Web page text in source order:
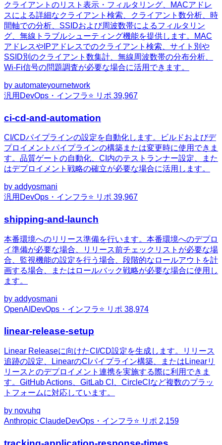
クライアントのリスト表示・フィルタリング、MACアドレ
スによる詳細なクライアント検索、クライアント数分析、時
間軸での分析、SSIDおよび周波数帯によるフィルタリン
グ、無線トラブルシューティング機能を提供します。MAC
アドレスやIPアドレスでのクライアント検索、サイト別や
SSID別のクライアント数集計、無線周波数帯の分布分析、
Wi-Fi信号の問題調査が必要な場合に活用できます。
by automateyournetwork
汎用 DevOps・インフラ⭐ リポ 39,967
ci-cd-and-automation
CI/CDパイプラインの設定を自動化します。ビルドおよびデ
プロイメントパイプラインの構築または変更時に使用できま
す。品質ゲートの自動化、CI内のテストランナー設定、また
はデプロイメント戦略の確立が必要な場合に活用します。
by addyosmani
汎用 DevOps・インフラ⭐ リポ 39,967
shipping-and-launch
本番環境へのリリース準備を行います。本番環境へのデプロ
イ準備が必要な場合、リリース前チェックリストが必要な場
合、監視機能の設定を行う場合、段階的なロールアウトを計
画する場合、またはロールバック戦略が必要な場合に使用し
ます。
by addyosmani
OpenAI DevOps・インフラ⭐ リポ 38,974
linear-release-setup
Linear Releaseに向けたCI/CD設定を生成します。リリース
追跡の設定、LinearのCIパイプライン構築、またはLinearリ
リースとのデプロイメント連携を実施する際に利用できま
す。GitHub Actions、GitLab CI、CircleCIなど複数のプラッ
トフォームに対応しています。
by novuhq
Anthropic ClaudeDevOps・インフラ⭐ リポ 2,159